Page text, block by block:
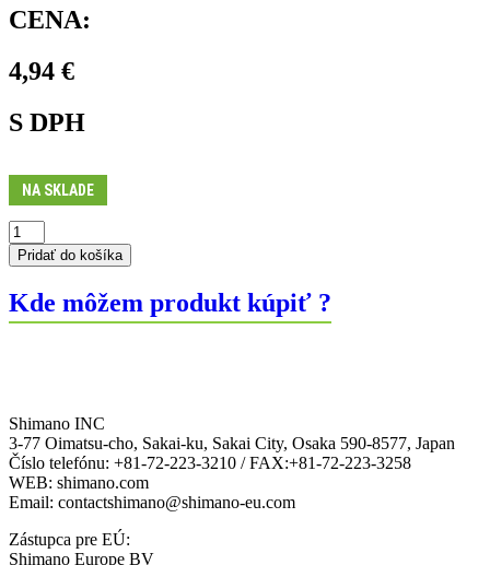
CENA:
4,94 €
S DPH
NA SKLADE
množstvo
Gulicky
náboja
M765F
3/16x22
Pridať do košíka
Kde môžem produkt kúpiť ?
Shimano INC
3-77 Oimatsu-cho, Sakai-ku, Sakai City, Osaka 590-8577, Japan
Číslo telefónu: +81-72-223-3210 / FAX:+81-72-223-3258
WEB: shimano.com
Email: contactshimano@shimano-eu.com
Zástupca pre EÚ:
Shimano Europe BV